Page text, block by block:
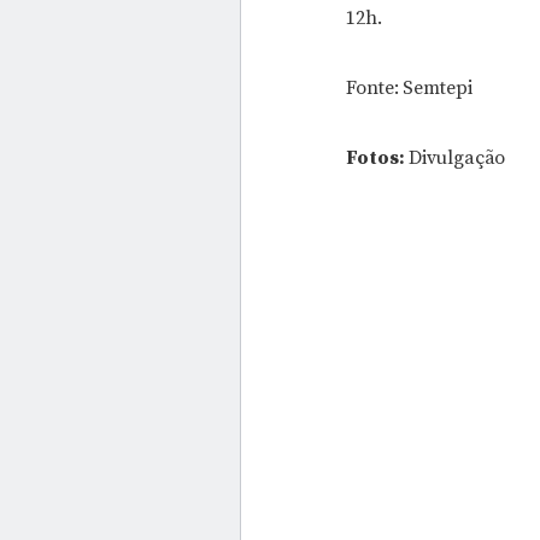
12h.
Fonte: Semtepi
Fotos: Divulgação